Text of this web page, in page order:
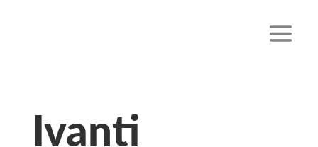
Ivanti